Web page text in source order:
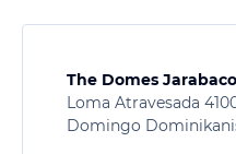
The Domes
Loma Atravesada
Domingo